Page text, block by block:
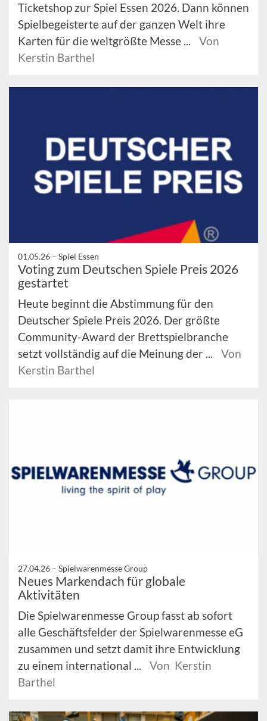
Ticketshop zur Spiel Essen 2026. Dann können
Spielbegeisterte auf der ganzen Welt ihre
Karten für die weltgrößte Messe ...
Von
Kerstin Barthel
01.05.26 – Spiel Essen
Voting zum Deutschen Spiele Preis 2026
gestartet
Heute beginnt die Abstimmung für den
Deutscher Spiele Preis 2026. Der größte
Community-Award der Brettspielbranche
setzt vollständig auf die Meinung der ...
Von
Kerstin Barthel
27.04.26 – Spielwarenmesse Group
Neues Markendach für globale
Aktivitäten
Die Spielwarenmesse Group fasst ab sofort
alle Geschäftsfelder der Spielwarenmesse eG
zusammen und setzt damit ihre Entwicklung
zu einem international ...
Von Kerstin
Barthel